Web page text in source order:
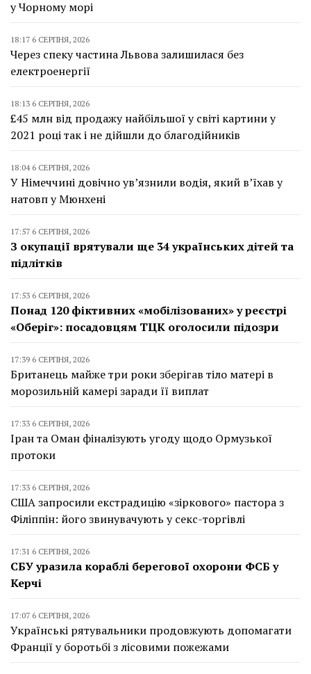
у Чорному морі
18:17 6 СЕРПНЯ, 2026
Через спеку частина Львова залишилася без
електроенергії
18:13 6 СЕРПНЯ, 2026
£45 млн від продажу найбільшої у світі картини у
2021 році так і не дійшли до благодійників
18:04 6 СЕРПНЯ, 2026
У Німеччині довічно ув’язнили водія, який в’їхав у
натовп у Мюнхені
17:57 6 СЕРПНЯ, 2026
З окупації врятували ще 34 українських дітей та
підлітків
17:53 6 СЕРПНЯ, 2026
Понад 120 фіктивних «мобілізованих» у реєстрі
«Оберіг»: посадовцям ТЦК оголосили підозри
17:39 6 СЕРПНЯ, 2026
Британець майже три роки зберігав тіло матері в
морозильній камері заради її виплат
17:33 6 СЕРПНЯ, 2026
Іран та Оман фіналізують угоду щодо Ормузької
протоки
17:33 6 СЕРПНЯ, 2026
США запросили екстрадицію «зіркового» пастора з
Філіппін: його звинувачують у секс-торгівлі
17:31 6 СЕРПНЯ, 2026
СБУ уразила кораблі берегової охорони ФСБ у
Керчі
17:07 6 СЕРПНЯ, 2026
Українські рятувальники продовжують допомагати
Франції у боротьбі з лісовими пожежами